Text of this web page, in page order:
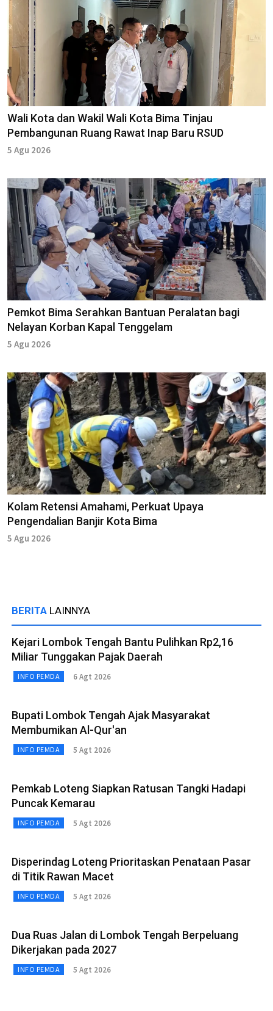
Wali Kota dan Wakil Wali Kota Bima Tinjau
Pembangunan Ruang Rawat Inap Baru RSUD
5 Agu 2026
Pemkot Bima Serahkan Bantuan Peralatan bagi
Nelayan Korban Kapal Tenggelam
5 Agu 2026
Kolam Retensi Amahami, Perkuat Upaya
Pengendalian Banjir Kota Bima
5 Agu 2026
BERITA LAINNYA
Kejari Lombok Tengah Bantu Pulihkan Rp2,16
Miliar Tunggakan Pajak Daerah
INFO PEMDA 6 Agt 2026
Bupati Lombok Tengah Ajak Masyarakat
Membumikan Al-Qur'an
INFO PEMDA 5 Agt 2026
Pemkab Loteng Siapkan Ratusan Tangki Hadapi
Puncak Kemarau
INFO PEMDA 5 Agt 2026
Disperindag Loteng Prioritaskan Penataan Pasar
di Titik Rawan Macet
INFO PEMDA 5 Agt 2026
Dua Ruas Jalan di Lombok Tengah Berpeluang
Dikerjakan pada 2027
INFO PEMDA 5 Agt 2026